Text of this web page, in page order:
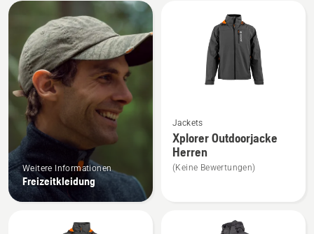
Alle
Produkte
Weitere Informationen
Freizeitkleidung
Details
zu
Xplorer
Outdoorjacke
Jackets
Xplorer Outdoorjacke
Herren
(Keine Bewertungen)